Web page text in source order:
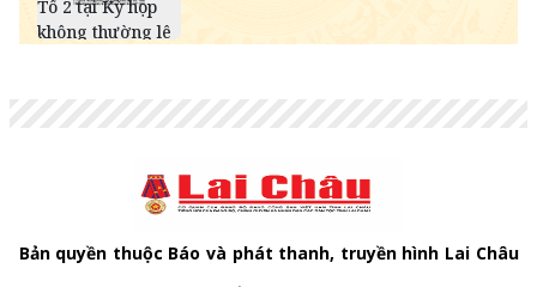
INR
HKD
3,255.00 3,287.88
3,413.61
Bản quyền thuộc Báo và phát thanh, truyền hình Lai Châu